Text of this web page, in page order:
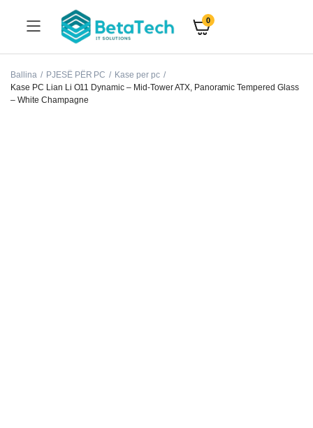
0
Ballina PJESË PËR PC
Kase per pc
Kase PC Lian Li O11 Dynamic – Mid-Tower ATX, Panoramic Tempered Glass
– White Champagne